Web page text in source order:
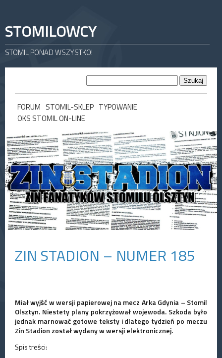
STOMILOWCY
STOMIL PONAD WSZYSTKO!
FORUM STOMIL-SKLEP TYPOWANIE
OKS STOMIL ON-LINE
ZIN STADION – NUMER 185
Miał wyjść w wersji papierowej na mecz Arka Gdynia – Stomil
Olsztyn. Niestety plany pokrzyżował wojewoda. Szkoda było
jednak marnować gotowe teksty i dlatego tydzień po meczu
Zin Stadion został wydany w wersji elektronicznej.
Spis treści: